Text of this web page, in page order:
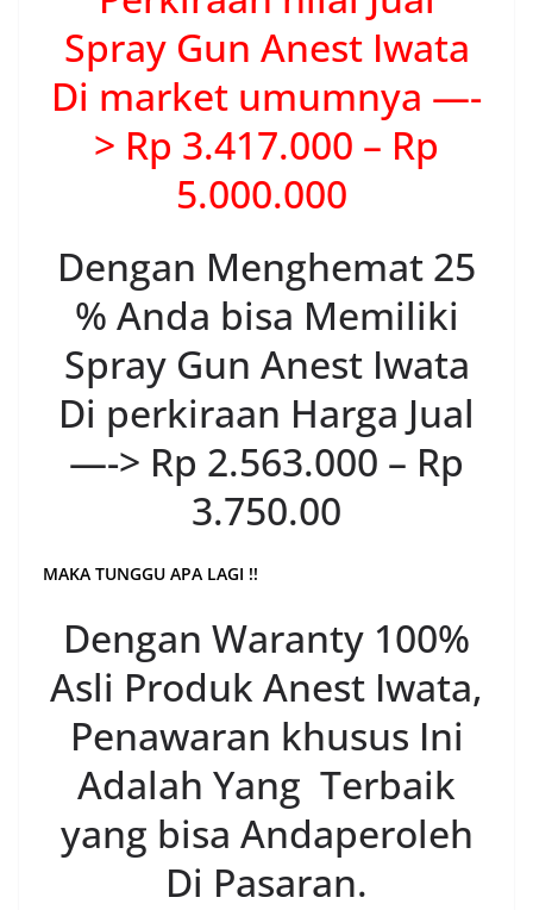
Spray Gun Anest Iwata
Di market umumnya —-
> Rp 3.417.000 – Rp
5.000.000
Dengan Menghemat 25
% Anda bisa Memiliki
Spray Gun Anest Iwata
Di perkiraan Harga Jual
—-> Rp 2.563.000 – Rp
3.750.00
MAKA TUNGGU APA LAGI !!
Dengan Waranty 100%
Asli Produk Anest Iwata,
Penawaran khusus Ini
Adalah Yang Terbaik
yang bisa Andaperoleh
Di Pasaran.